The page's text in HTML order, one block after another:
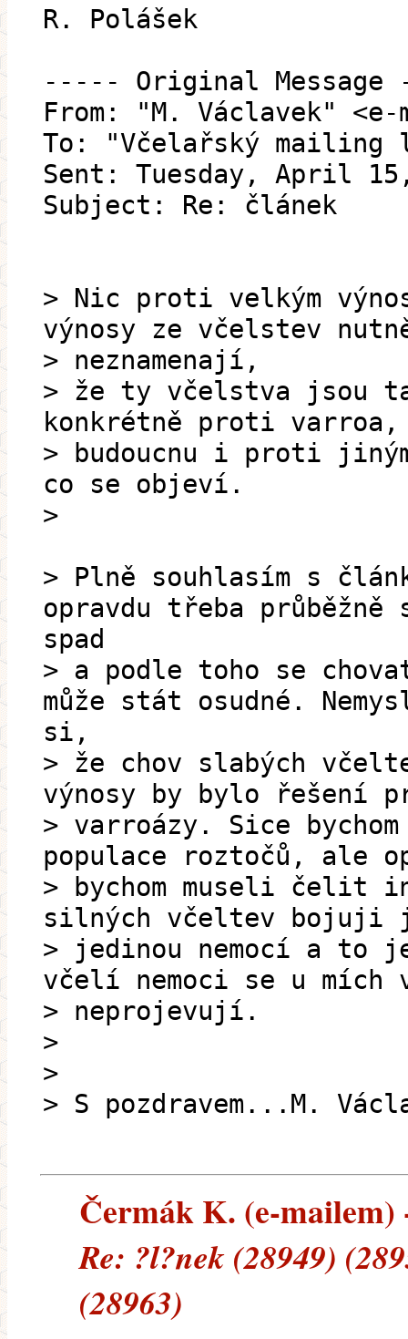
R. Polášek
----- Original
From: "M. Václavek"
To: "Včelařský
Sent: Tuesday, April
Subject: Re: článek
> Nic proti velkým
výnosy ze včelstev
> neznamenají,
> že ty včelstva jsou
konkrétně proti
> budoucnu i proti jiným
co se objeví.
>
> Plně souhlasím s
opravdu třeba průběžně
spad
> a podle toho se
může stát osudné.
si,
> že chov slabých
výnosy by bylo řešení
> varroázy. Sice
populace roztočů, ale
> bychom museli čelit
silných včeltev bojuji
> jedinou nemocí a to
včelí nemoci se u mích
> neprojevují.
>
>
> S pozdravem...M.
Čermák K. (e-mailem)
Re: ?l?nek (28949)
(28963)